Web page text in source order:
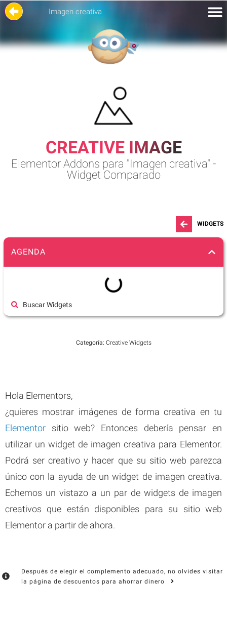
Imagen creativa
CREATIVE IMAGE
Elementor Addons para "Imagen creativa" -
Widget Comparado
Hola Elementors,
¿quieres mostrar imágenes de forma creativa en tu
Elementor sitio web? Entonces debería pensar en
utilizar un widget de imagen creativa para Elementor.
Podrá ser creativo y hacer que su sitio web parezca
único con la ayuda de un widget de imagen creativa.
Echemos un vistazo a un par de widgets de imagen
creativos que están disponibles para su sitio web
Elementor a partir de ahora.
Después de elegir el complemento adecuado, no olvides visitar
la página de descuentos para ahorrar dinero
WIDGETS
AGENDA
Buscar Widgets
Categoría: Creative Widgets